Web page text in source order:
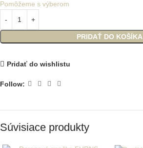
PRIDAŤ DO KOŠÍKA
Pomôžeme s výberom
Pridať do wishlistu
Follow:
Súvisiace produkty